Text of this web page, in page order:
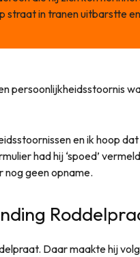
straat in tranen uitbarstte en
persoonlijkheidsstoornis
en ik hoop dat
had hij ‘spoed’
nog geen opname.
Daar maakte hij